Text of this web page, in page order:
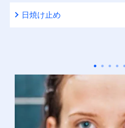
リップケアジャー
リップケアスティック
日焼け止め